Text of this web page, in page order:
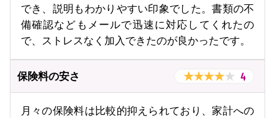
でき、説明もわかりやすい印象でした。書類の不
備確認などもメールで迅速に対応してくれたの
で、ストレスなく加入できたのが良かったです。
保険料の安さ 4
月々の保険料は比較的抑えられており、家計への